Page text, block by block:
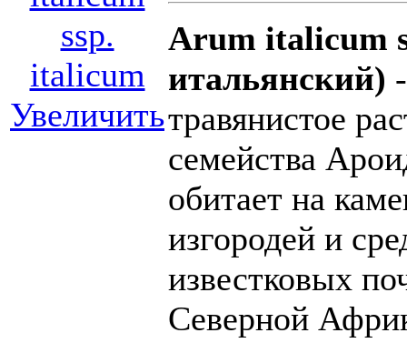
Увеличить
Arum italicum
итальянский)
травянистое
семейства
обитает на
изгородей и
известковых
Северной